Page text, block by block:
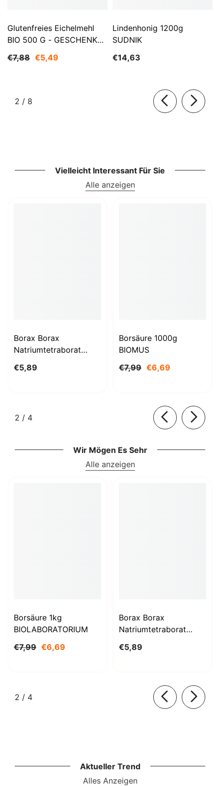
Glutenfreies Eichelmehl
BIO 500 G - GESCHENKE
€7,88 €5,49
Lindenhonig 1200g
SUDNIK
€14,63
2 / von
8
Vielleicht Interessant Für Sie
Alle anzeigen
Borax Borax
Natriumtetraborat
STANLAB
€5,89
Borsäure 1000g
BIOMUS
€7,99 €6,69
2 / von
4
Wir Mögen Es Sehr
Alle anzeigen
Borsäure 1kg
BIOLABORATORIUM
€7,99 €6,69
Borax Borax
Natriumtetraborat
BioLaboratorium
€5,89
2 / von
4
Aktueller Trend
Alles Anzeigen